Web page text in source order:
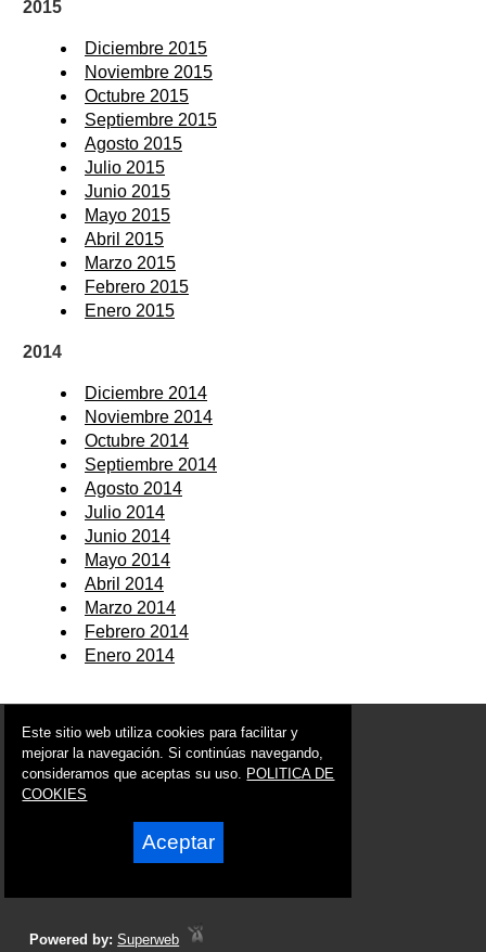
2015
Diciembre 2015
Noviembre 2015
Octubre 2015
Septiembre 2015
Agosto 2015
Julio 2015
Junio 2015
Mayo 2015
Abril 2015
Marzo 2015
Febrero 2015
Enero 2015
2014
Diciembre 2014
Noviembre 2014
Octubre 2014
Septiembre 2014
Agosto 2014
Julio 2014
Junio 2014
Mayo 2014
Abril 2014
Marzo 2014
Febrero 2014
Enero 2014
© 2006 - 2026 Portal de Blanca Noticias
info@portaldeblanca.es
Síguenos en:
Powered by:Superweb
Este sitio web utiliza cookies para facilitar y
mejorar la navegación. Si continúas navegando,
consideramos que aceptas su uso. POLITICA DE
COOKIES
Aceptar